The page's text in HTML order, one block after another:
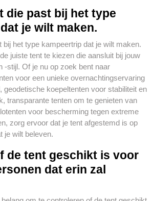
die past bij het type
je wilt maken.
bij het type kampeertrip dat je wilt maken.
juiste tent te kiezen die aansluit bij jouw
-stijl. Of je nu op zoek bent naar
voor een unieke overnachtingservaring
geodetische koepeltenten voor stabiliteit en
transparante tenten om te genieten van
voor bescherming tegen extreme
zorg ervoor dat je tent afgestemd is op
je wilt beleven.
de tent geschikt is voor
dat erin zal